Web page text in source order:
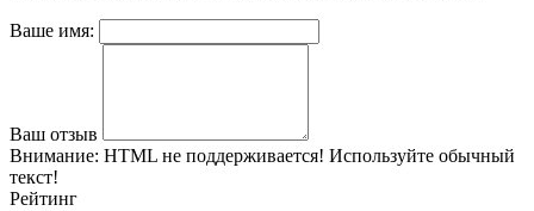
Ваше имя:
Ваш отзыв
Внимание: HTML не поддерживается! Используйте обычный
текст!
Рейтинг